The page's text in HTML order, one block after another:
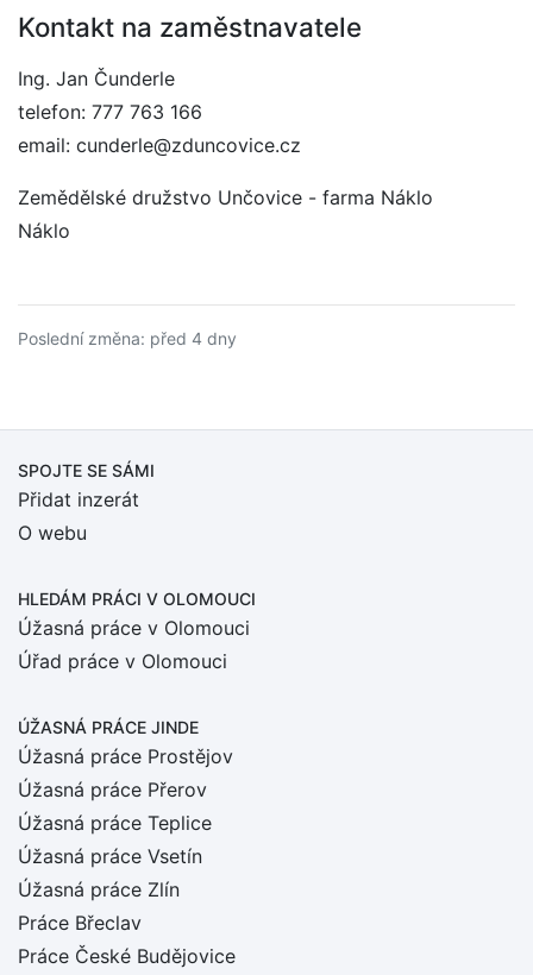
Kontakt na zaměstnavatele
Ing. Jan Čunderle
telefon: 777 763 166
email: cunderle@zduncovice.cz
Zemědělské družstvo Unčovice - farma Náklo
Náklo
Poslední změna: před 4 dny
SPOJTE SE SÁMI
Přidat inzerát
O webu
HLEDÁM PRÁCI V OLOMOUCI
Úžasná práce v Olomouci
Úřad práce v Olomouci
ÚŽASNÁ PRÁCE JINDE
Úžasná práce Prostějov
Úžasná práce Přerov
Úžasná práce Teplice
Úžasná práce Vsetín
Úžasná práce Zlín
Práce Břeclav
Práce České Budějovice